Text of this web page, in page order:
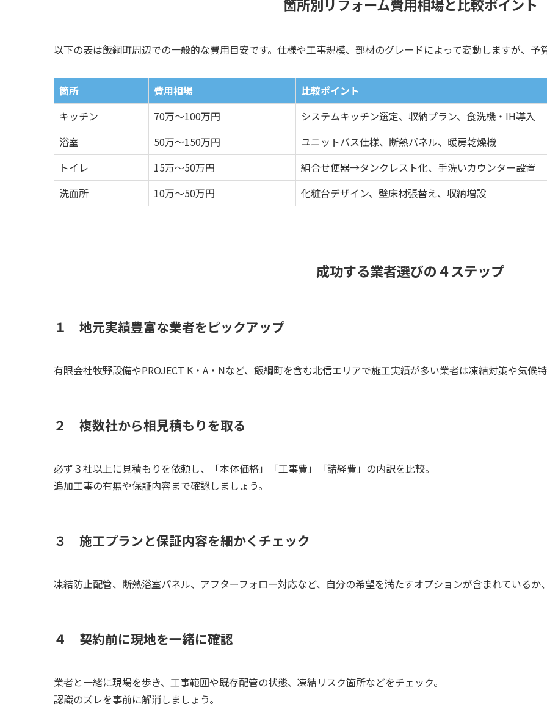
箇所別リフォーム費用相場と比較ポイント
以下の表は飯綱町周辺での一般的な費用目安です。仕様や工事規模、部材のグレードによって変動しますが、予
箇所 費用相場
比較ポイント
キッチン
70万～100万円
システムキッチン選定、収納プラン、食洗機・IH導入
浴室
50万～150万円
ユニットバス仕様、断熱パネル、暖房乾燥機
トイレ
15万～50万円
組合せ便器→タンクレスト化、手洗いカウンター設置
洗面所
10万～50万円 化粧台デザイン、壁床材張替え、収納増設
成功する業者選びの４ステップ
１｜地元実績豊富な業者をピックアップ
有限会社牧野設備やPROJECT K・A・Nなど、飯綱町を含む北信エリアで施工実績が多い業者は凍結対策や気候
２｜複数社から相見積もりを取る
必ず３社以上に見積もりを依頼し、「本体価格」「工事費」「諸経費」の内訳を比較。
追加工事の有無や保証内容まで確認しましょう。
３｜施工プランと保証内容を細かくチェック
凍結防止配管、断熱浴室パネル、アフターフォロー対応など、自分の希望を満たすオプションが含まれている
４｜契約前に現地を一緒に確認
業者と一緒に現場を歩き、工事範囲や既存配管の状態、凍結リスク箇所などをチェック。
認識のズレを事前に解消しましょう。